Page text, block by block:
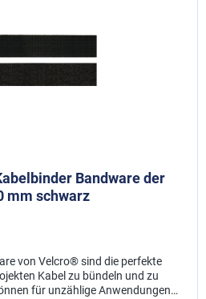
Bandware der
mm schwarz
von Velcro® sind die perfekte
Kabel zu bündeln und zu
für unzählige Anwendungen